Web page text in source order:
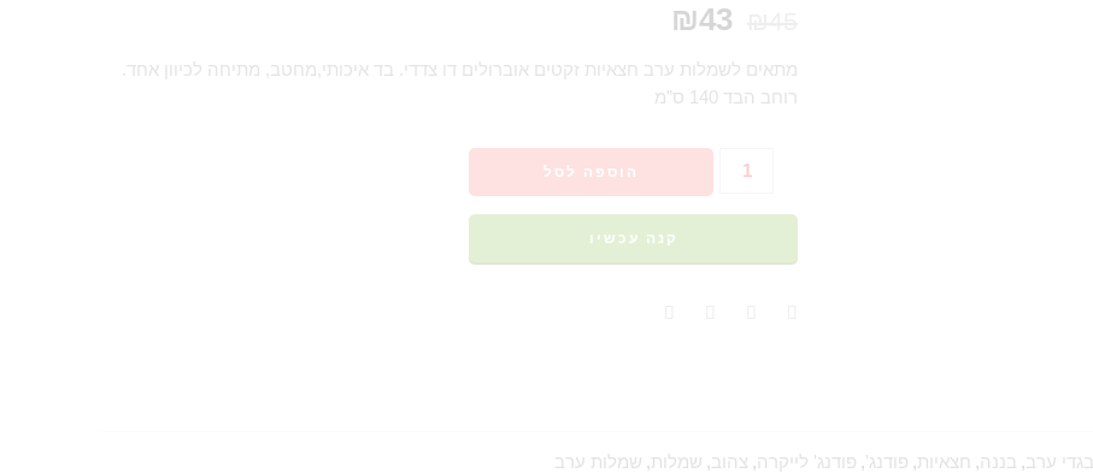
₪43
מתאים לשמלות ערב חצאיות זקטים אוברולים דו צדדי. בד איכותי,מחטב, מתיחה לכיוון אחד.
רוחב הבד 140 ס”מ
הוספה לסל
קנה עכשיו
בגדי ערב, בננה, חצאיות, פודנג', פודנג' לייקרה, צהוב, שמלות, שמלות ערב